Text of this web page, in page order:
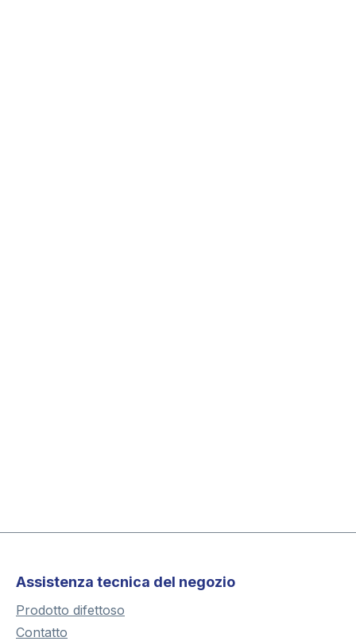
Assistenza tecnica del negozio
Prodotto difettoso
Contatto